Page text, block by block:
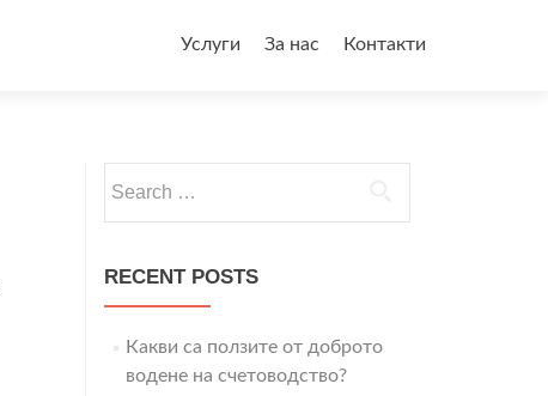
to
Услуги За нас Контакти
for:
RECENT POSTS
Какви са ползите от доброто
водене на счетоводство?